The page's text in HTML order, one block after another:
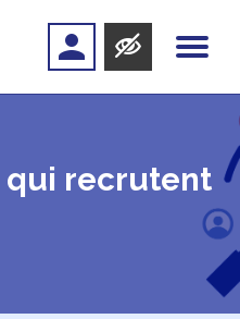
qui recrutent